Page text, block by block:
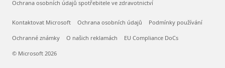
Ochrana osobních údajů spotřebitele ve zdravotnictví
Kontaktovat Microsoft Ochrana osobních údajů Podmínky používání
Ochranné známky O našich reklamách EU Compliance DoCs
© Microsoft 2026